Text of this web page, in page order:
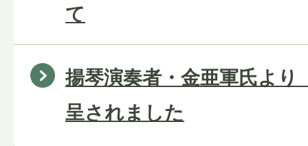
て
揚琴演奏者・金亜軍氏より
呈されました